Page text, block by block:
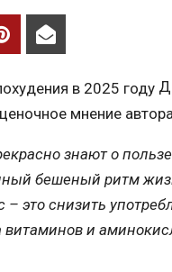
мнение
знают о
бешеный ритм
это снизить
и